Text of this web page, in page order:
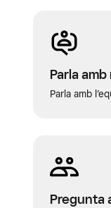
Parla
Parla amb
Pregunta